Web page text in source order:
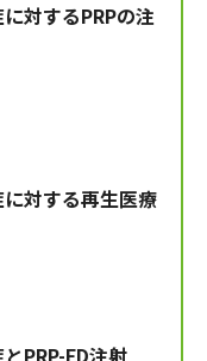
対するPRPの注
対する再生医療
PRP-FD注射